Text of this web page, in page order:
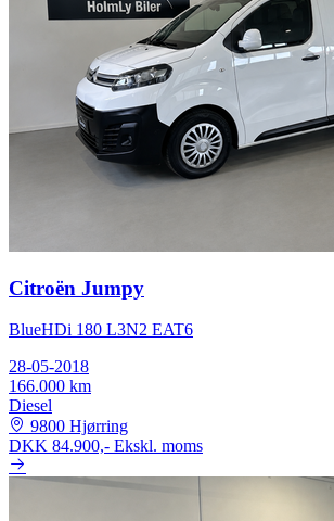
Citroën Jumpy
BlueHDi 180 L3N2 EAT6
28-05-2018
166.000 km
Diesel
9800 Hjørring
DKK 84.900,- Ekskl. moms